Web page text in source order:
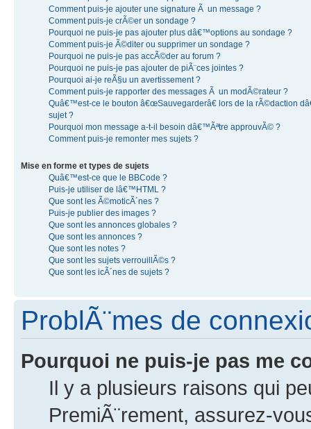
Comment puis-je ajouter une signature Ã un message ?
Comment puis-je crÃ©er un sondage ?
Pourquoi ne puis-je pas ajouter plus dâ€™options au sondage ?
Comment puis-je Ã©diter ou supprimer un sondage ?
Pourquoi ne puis-je pas accÃ©der au forum ?
Pourquoi ne puis-je pas ajouter de piÃ¨ces jointes ?
Pourquoi ai-je reÃ§u un avertissement ?
Comment puis-je rapporter des messages Ã un modÃ©rateur ?
Quâ€™est-ce le bouton â€œSauvegarderâ€ lors de la rÃ©daction
sujet ?
Pourquoi mon message a-t-il besoin dâ€™Ãªtre approuvÃ© ?
Comment puis-je remonter mes sujets ?
Mise en forme et types de sujets
Quâ€™est-ce que le BBCode ?
Puis-je utiliser de lâ€™HTML ?
Que sont les Ã©moticÃ´nes ?
Puis-je publier des images ?
Que sont les annonces globales ?
Que sont les annonces ?
Que sont les notes ?
Que sont les sujets verrouillÃ©s ?
Que sont les icÃ´nes de sujets ?
ProblÃ¨mes de
Pourquoi ne puis-je pas me
Il y a plusieurs raisons qui
PremiÃ¨rement, assurez-